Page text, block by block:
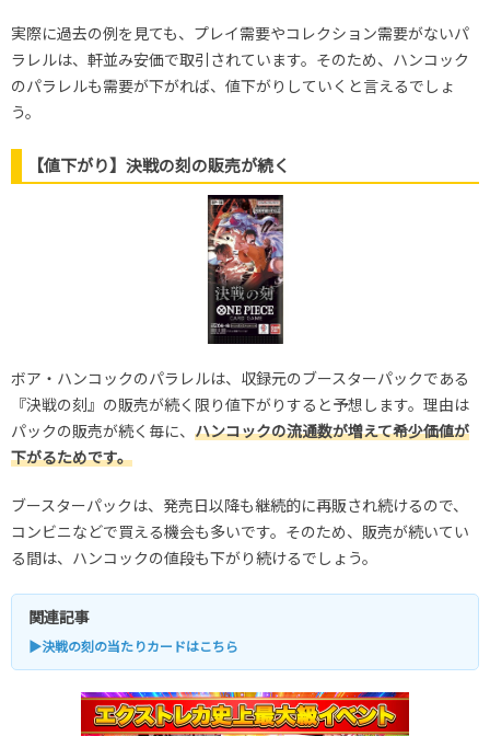
実際に過去の例を見ても、プレイ需要やコレクション需要がないパ
ラレルは、軒並み安価で取引されています。そのため、ハンコック
のパラレルも需要が下がれば、値下がりしていくと言えるでしょ
う。
【値下がり】決戦の刻の販売が続く
ボア・ハンコックのパラレルは、収録元のブースターパックである
『決戦の刻』の販売が続く限り値下がりすると予想します。理由は
パックの販売が続く毎に、 ハンコックの流通数が増えて希少価値が
下がるためです。
ブースターパックは、発売日以降も継続的に再販され続けるので、
コンビニなどで買える機会も多いです。そのため、販売が続いてい
る間は、ハンコックの値段も下がり続けるでしょう。
関連記事
▶決戦の刻の当たりカードはこちら